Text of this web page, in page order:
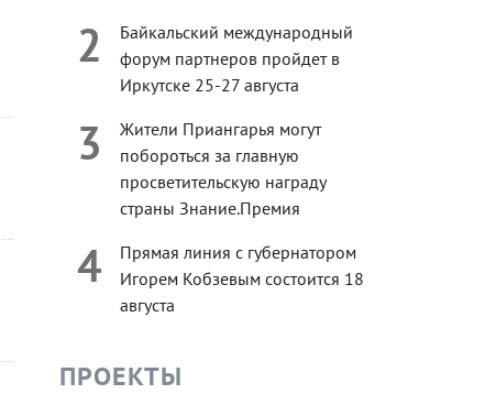
2
Байкальский международный
форум партнеров пройдет в
Иркутске 25-27 августа
3
Жители Приангарья могут
побороться за главную
просветительскую награду
страны Знание.Премия
4
Прямая линия с губернатором
Игорем Кобзевым состоится 18
августа
ПРОЕКТЫ